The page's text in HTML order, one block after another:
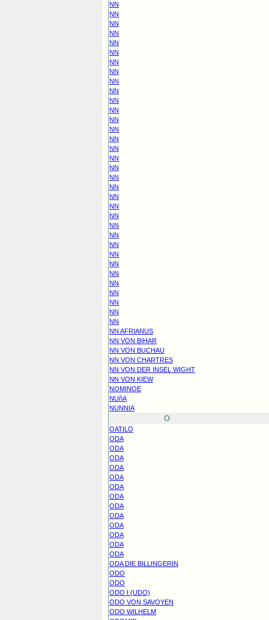
NN
NN
NN
NN
NN
NN
NN
NN
NN
NN
NN
NN
NN
NN
NN
NN
NN
NN
NN
NN
NN
NN
NN
NN
NN
NN
NN
NN
NN
NN
NN
NN
NN
NN
NN AFRIANUS
NN VON BIHAR
NN VON BUCHAU
NN VON CHARTRES
NN VON DER INSEL WIGHT
NN VON KIEW
NOMINOE
NUñA
NUNNIA
O
OATILO
ODA
ODA
ODA
ODA
ODA
ODA
ODA
ODA
ODA
ODA
ODA
ODA
ODA
ODA DIE BILLINGERIN
ODO
ODO
ODO I (UDO)
ODO VON SAVOYEN
ODO WILHELM